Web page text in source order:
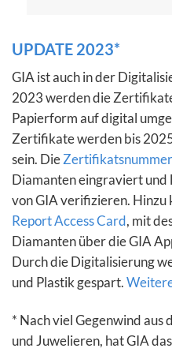
UPDATE 2023*
GIA ist auch in der
2023 werden die
Papierform auf digital
Zertifikate werden bis
sein. DieZertifikatsnummer
Diamanten eingraviert und
von GIA verifizieren. Hinzu
Report Access Card, mit
Diamanten über die GIA
Durch die Digitalisierung
und Plastik gespart.
* Nach viel Gegenwind aus
und Juwelieren, hat GIA